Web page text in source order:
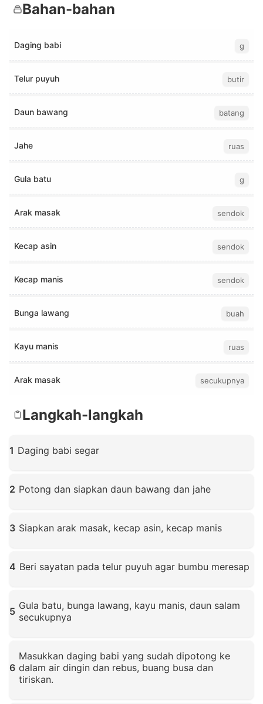
Bahan-bahan
Daging babi g
Telur puyuh butir
Daun bawang batang
Jahe ruas
Gula batu g
Arak masak sendok
Kecap asin sendok
Kecap manis sendok
Bunga lawang buah
Kayu manis ruas
Arak masak secukupnya
Langkah-langkah
1 Daging babi segar
2 Potong dan siapkan daun bawang dan jahe
3 Siapkan arak masak, kecap asin, kecap manis
4 Beri sayatan pada telur puyuh agar bumbu meresap
5 Gula batu, bunga lawang, kayu manis, daun salam
secukupnya
6
Masukkan daging babi yang sudah dipotong ke
dalam air dingin dan rebus, buang busa dan
tiriskan.